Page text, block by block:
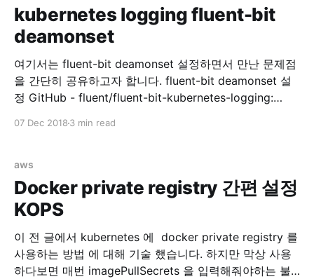
and rollbacks * Self-healing * Service discovery and
load balancing * Secret and configuration
management Ref:
kubernetes logging fluent-bit
deamonset
여기서는 fluent-bit deamonset 설정하면서 만난 문제점
을 간단히 공유하고자 합니다. fluent-bit deamonset 설
정 GitHub - fluent/fluent-bit-kubernetes-logging:
https://raw.githubusercontent.com/fluent/fluent-bit-
kubernetes-logging/master/fluent-bit-service-
account.yaml $ kubectl create -f
07 Dec 2018 3 min read
aws
Docker private registry 간편 설정
KOPS
이 전 글에서 kubernetes 에 docker private registry 를
사용하는 방법 에 대해 기술 했습니다. 하지만 막상 사용
하다보면 매번 imagePullSecrets 을 입력해줘야하는 불